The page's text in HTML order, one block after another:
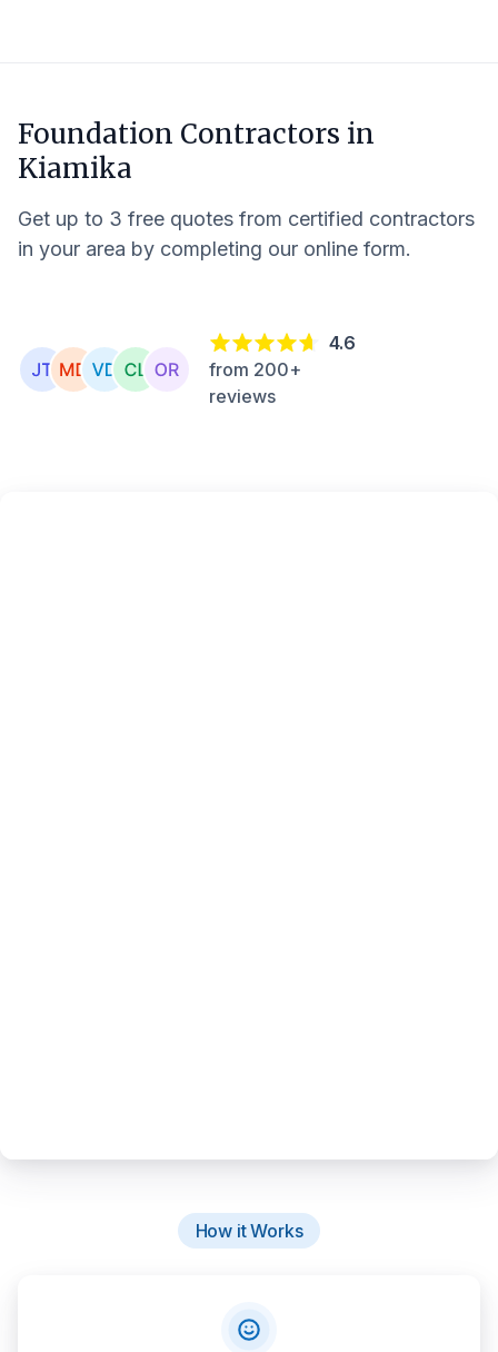
Foundation Contractors in
Kiamika
Get up to 3 free quotes from certified contractors
in your area by completing our online form.
4.6
from 200+
reviews
How it Works